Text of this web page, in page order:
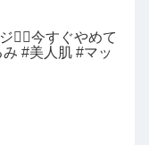
💆‍♀️今すぐやめて
み #美人肌 #マッ